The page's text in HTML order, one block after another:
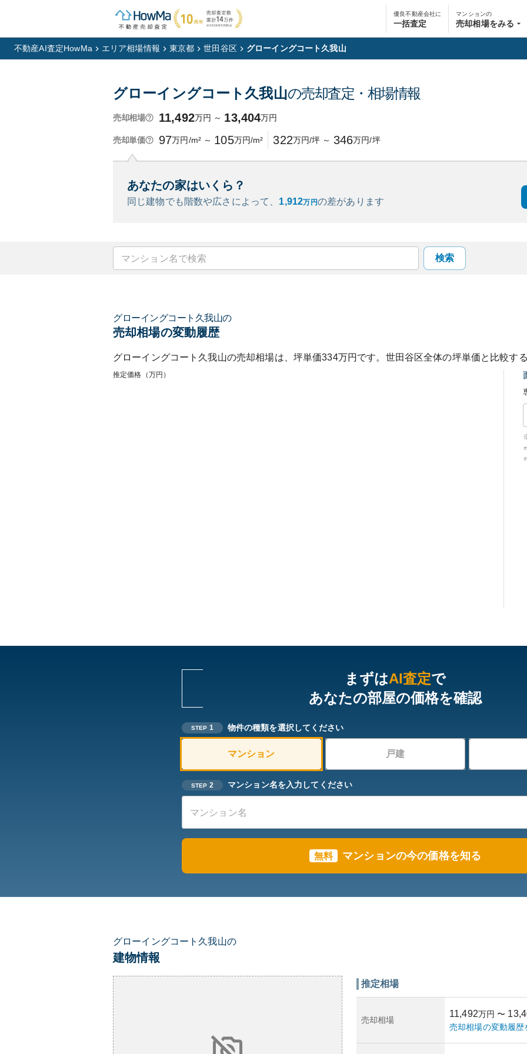
優良不動産会社に
一括査定
マンションの
売却相場をみる
不動産AI査定HowMa エリア相場情報 東京都 世田谷区 グローイングコート久我山
グローイングコート久我山の売却査定・相場情報
売却相場 11,492万円 ～ 13,404万円
売却単価 97万円/m² ～ 105万円/m² 322万円/坪 ～ 346万円/坪
あなたの家はいくら？
同じ建物でも階数や広さによって、 1,912万円の差があります
検索
グローイングコート久我山の
売却相場の変動履歴
グローイングコート久我山の売却相場は、坪単価334万円です。 世田谷区全体の坪単価と比較す
推定価格（万円）
まずはAI査定で
あなたの部屋の価格を確認
STEP 1 物件の種類を選択してください
マンション 戸建
STEP 2 マンション名を入力してください
無料 マンションの今の価格を知る
グローイングコート久我山の
建物情報
推定相場
売却相場
11,492万円 〜
売却相場の変動履歴